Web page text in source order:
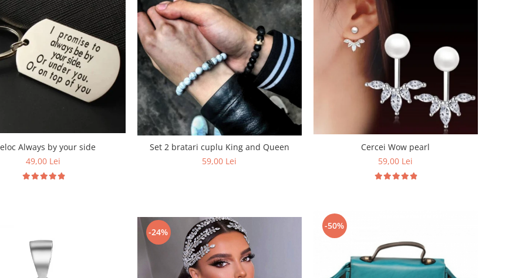
Always by your side
49,00 Lei
Set 2 bratari cuplu King and Queen
59,00 Lei
Cercei Wow pearl
59,00 Lei
-24%
-50%